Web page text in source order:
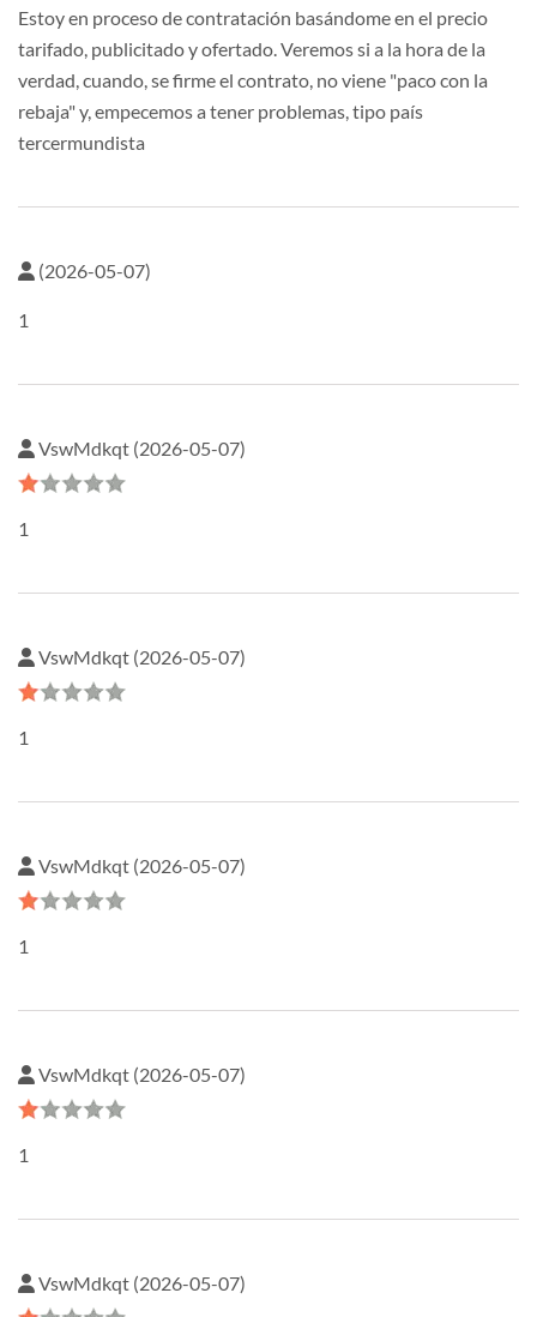
Estoy en proceso de contratación basándome en el precio
tarifado, publicitado y ofertado. Veremos si a la hora de la
verdad, cuando, se firme el contrato, no viene "paco con la
rebaja" y, empecemos a tener problemas, tipo país
tercermundista
(2026-05-07)
1
VswMdkqt (2026-05-07)
1
VswMdkqt (2026-05-07)
1
VswMdkqt (2026-05-07)
1
VswMdkqt (2026-05-07)
1
VswMdkqt (2026-05-07)